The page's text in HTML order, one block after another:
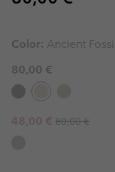
Color: Ancient Fossil
80,00 €
Sale price:
48,00 € Regular price:
80,00 €